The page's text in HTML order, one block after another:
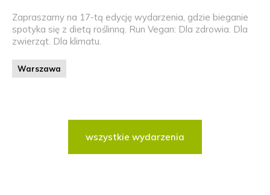
Zapraszamy na 17-tą edycję wydarzenia, gdzie bieganie
spotyka się z dietą roślinną. Run Vegan: Dla zdrowia. Dla
zwierząt. Dla klimatu.
Warszawa
wszystkie wydarzenia